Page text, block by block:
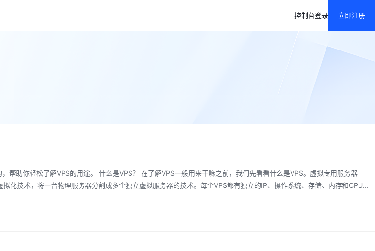
控制台登录 立即注册
帮助你轻松了解VPS的用途。 什么是VPS？ 在了解VPS一般用来干嘛之前，我们先看看什么是VPS。虚拟专用服务器
化技术，将一台物理服务器分割成多个独立虚拟服务器的技术。每个VPS都有独立的IP、操作系统、存储、内存和CPU...